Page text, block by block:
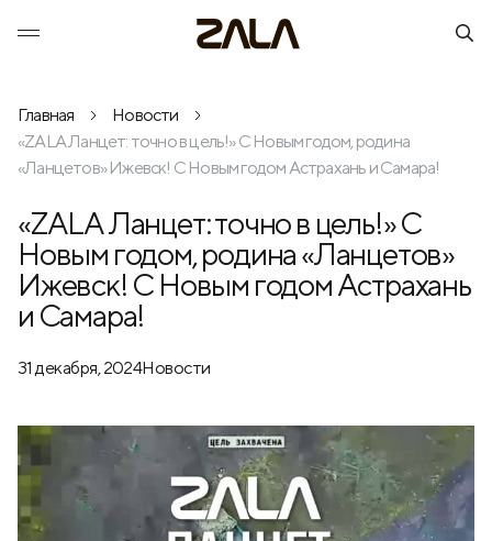
Главная
Новости
«ZALA Ланцет: точно в цель!» С Новым годом, родина
«Ланцетов» Ижевск! С Новым годом Астрахань и Самара!
«ZALA Ланцет: точно в цель!» С
Новым годом, родина «Ланцетов»
Ижевск! С Новым годом Астрахань
и Самара!
31 декабря, 2024Новости